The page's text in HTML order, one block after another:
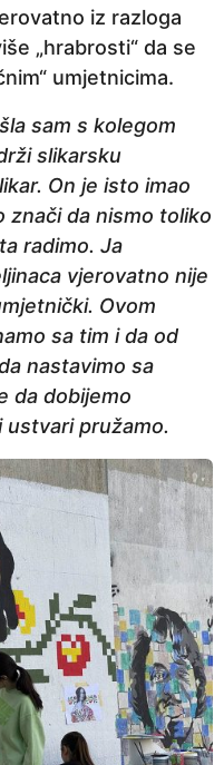
iz razloga
„hrabrosti“ da se
umjetnicima.
sam s kolegom
slikarsku
On je isto imao
znači da nismo toliko
radimo. Ja
vjerovatno nije
Ovom
sa tim i da od
nastavimo sa
da dobijemo
pružamo.